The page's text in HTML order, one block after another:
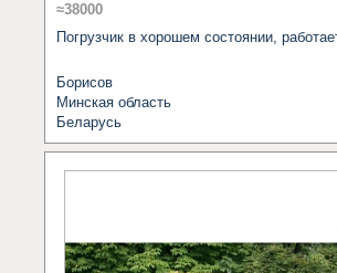
≈38000
Погрузчик в хорошем состоянии,
Борисов
Минская область
Беларусь